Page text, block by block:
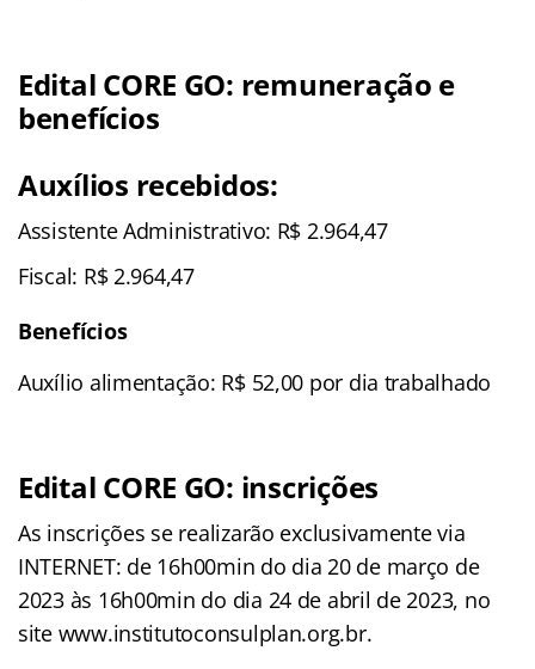
Edital CORE GO: remuneração e
benefícios
Auxílios recebidos:
Assistente Administrativo: R$ 2.964,47
Fiscal: R$ 2.964,47
Benefícios
Auxílio alimentação: R$ 52,00 por dia trabalhado
Edital CORE GO: inscrições
As inscrições se realizarão exclusivamente via
INTERNET: de 16h00min do dia 20 de março de
2023 às 16h00min do dia 24 de abril de 2023, no
site www.institutoconsulplan.org.br.